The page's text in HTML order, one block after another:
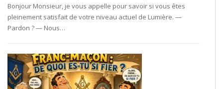
Bonjour Monsieur, je vous appelle pour savoir si vous êtes
pleinement satisfait de votre niveau actuel de Lumière. —
Pardon ? — Nous…